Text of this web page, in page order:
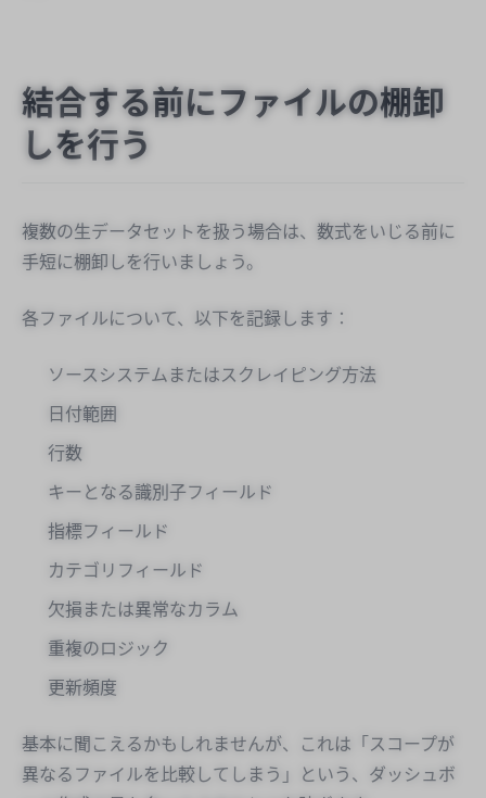
結合する前にファイルの棚卸
しを行う
複数の生データセットを扱う場合は、数式をいじる前に
手短に棚卸しを行いましょう。
各ファイルについて、以下を記録します：
ソースシステムまたはスクレイピング方法
日付範囲
行数
キーとなる識別子フィールド
指標フィールド
カテゴリフィールド
欠損または異常なカラム
重複のロジック
更新頻度
基本に聞こえるかもしれませんが、これは「スコープが
異なるファイルを比較してしまう」という、ダッシュボ